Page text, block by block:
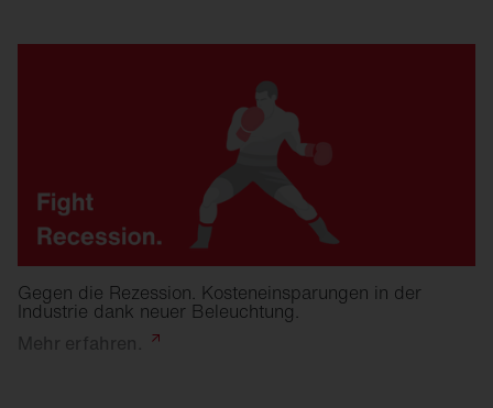
Gegen die Rezession. Kosteneinsparungen in der
Industrie dank neuer Beleuchtung.
Mehr erfahren.